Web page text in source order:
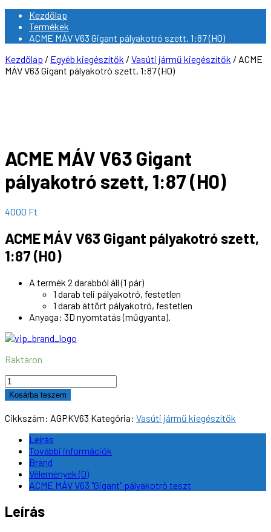
Kezdőlap
Termékek
ACME MÁV V63 Gigant pályakotró szett, 1:87 (H0)
Kezdőlap / Egyéb kiegészítők / Vasúti jármű kiegészítők / ACME
MÁV V63 Gigant pályakotró szett, 1:87 (H0)
ACME MÁV V63 Gigant
pályakotró szett, 1:87 (H0)
4000 Ft
ACME MÁV V63 Gigant pályakotró szett,
1:87 (H0)
A termék 2 darabból áll (1 pár)
1 darab teli pályakotró, festetlen
1 darab áttört pályakotró, festetlen
Anyaga: 3D nyomtatás (műgyanta).
Raktáron
ACME
MÁV
V63
Gigant
pályakotró
szett,
1:87
(H0)
mennyiség
Kosárba teszem
Cikkszám: AGPKV63 Kategória: Vasúti jármű kiegészítők
Leírás
További információk
Brand
Vélemények (0)
ACME MÁV V63 "Gigant" pályakotró teszt
Leírás